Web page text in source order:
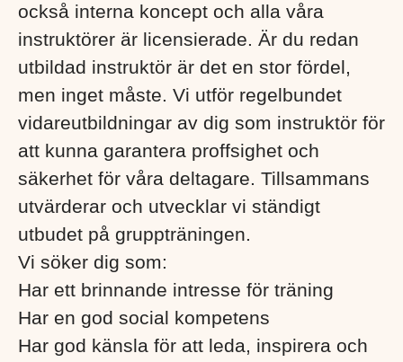
också interna koncept och alla våra
instruktörer är licensierade. Är du redan
utbildad instruktör är det en stor fördel,
men inget måste. Vi utför regelbundet
vidareutbildningar av dig som instruktör för
att kunna garantera proffsighet och
säkerhet för våra deltagare. Tillsammans
utvärderar och utvecklar vi ständigt
utbudet på gruppträningen.
Vi söker dig som:
Har ett brinnande intresse för träning
Har en god social kompetens
Har god känsla för att leda, inspirera och